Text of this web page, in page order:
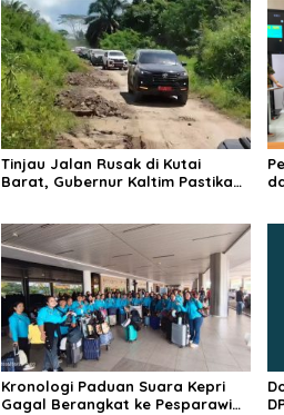
Tinjau Jalan Rusak di Kutai
Barat, Gubernur Kaltim Pastikan
Kronologi Paduan Suara Kepri
Gagal Berangkat ke Pesparawi